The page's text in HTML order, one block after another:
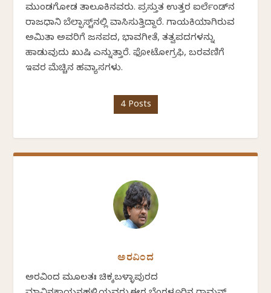
ಮುಂಡಗೋಡ ತಾಲೂಕಿನವರು. ಪ್ರಸ್ತುತ ಉತ್ತರ ಐರ್ಲೆಂಡ್‌ನ
ರಾಜಧಾನಿ ಬೆಲ್ಫಾಸ್ಟ್‌ನಲ್ಲಿ ವಾಸಿಸುತ್ತಿದ್ದಾರೆ. ಗಾಯಕಿಯಾಗಿರುವ
ಅಮಿತಾ ಅವರಿಗೆ ಜನಪದ, ಭಾವಗೀತೆ, ತತ್ವಪದಗಳನ್ನು
ಹಾಡುವುದು ಖುಷಿ ಎನ್ನುತ್ತಾರೆ. ಫೋಟೋಗ್ರಫಿ, ಬರವಣಿಗೆ
ಇವರ ಮೆಚ್ಚಿನ ಹವ್ಯಾಸಗಳು.
4 Posts
ಅರವಿಂದ
ಅರವಿಂದ ಮೂಲತಃ ಚಿಕ್ಕಬಳ್ಳಾಪುರದ